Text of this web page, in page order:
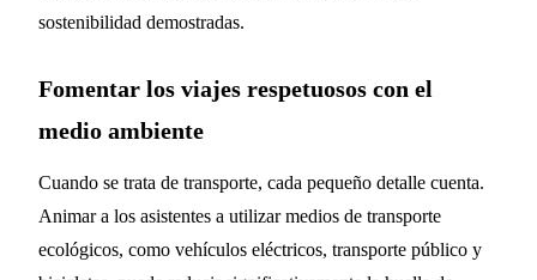
sostenibilidad demostradas.
Fomentar los viajes respetuosos con el
medio ambiente
Cuando se trata de transporte, cada pequeño detalle cuenta.
Animar a los asistentes a utilizar medios de transporte
ecológicos, como vehículos eléctricos, transporte público y